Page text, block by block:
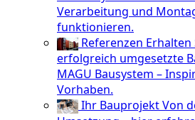
Verarbeitung und
funktionieren.
Referenzen Erhalten
erfolgreich umgesetzte
MAGU Bausystem –
Vorhaben.
Ihr BauprojektVon